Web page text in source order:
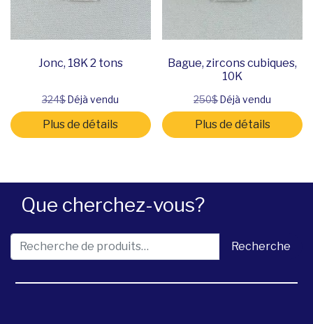
Que cherchez-vous?
Recherche pour : Recherche
Jonc, 18K 2 tons
324$Déjà vendu
Plus de détails
Bague, zircons cubiques,
10K
250$Déjà vendu
Plus de détails